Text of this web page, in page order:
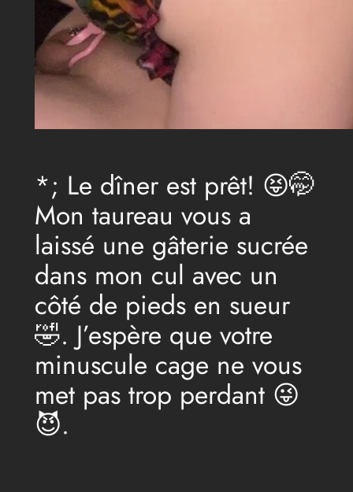
*; Le dîner est prêt! 😝🤭
Mon taureau vous a
laissé une gâterie sucrée
dans mon cul avec un
côté de pieds en sueur
🤣. J’espère que votre
minuscule cage ne vous
met pas trop perdant 😜
😈.